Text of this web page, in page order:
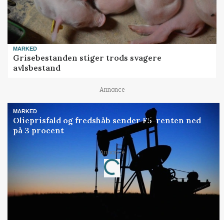
MARKED
Grisebestanden stiger trods svagere
avlsbestand
Annonce
MARKED
Olieprisfald og fredshåb sender F5-renten ned
på 3 procent
Annonce
Loading...